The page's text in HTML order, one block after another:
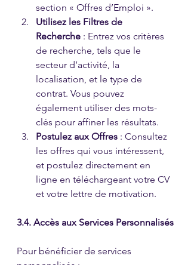
section « Offres d’Emploi ».
Utilisez les Filtres de
Recherche : Entrez vos critères
de recherche, tels que le
secteur d’activité, la
localisation, et le type de
contrat. Vous pouvez
également utiliser des mots-
clés pour affiner les résultats.
Postulez aux Offres : Consultez
les offres qui vous intéressent,
et postulez directement en
ligne en téléchargeant votre CV
et votre lettre de motivation.
3.4. Accès aux Services Personnalisés
Pour bénéficier de services